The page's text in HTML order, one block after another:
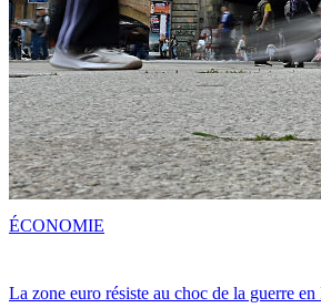
La zone euro résiste au choc de la guerre
ÉCONOMIE